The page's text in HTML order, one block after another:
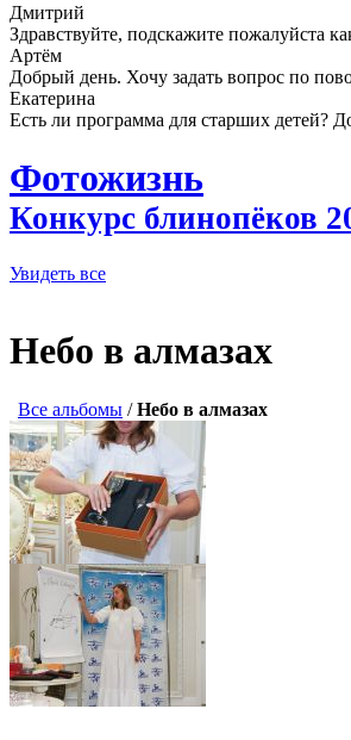
Дмитрий
Здравствуйте, подскажите пожалуйста
Артём
Добрый день. Хочу задать вопрос по
Екатерина
Есть ли программа для старших детей?
Фотожизнь
Конкурс блинопёков
Увидеть все
Небо в алмазах
Все альбомы /Небо в алмазах